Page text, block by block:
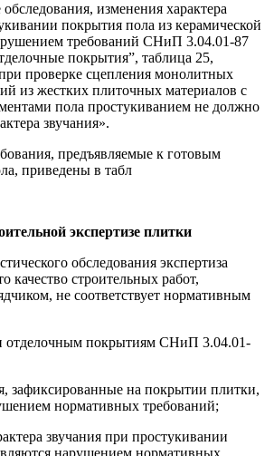
изменения характера
покрытия пола из керамической
требований СНиП 3.04.01-87
покрытия”, таблица 25,
проверке сцепления монолитных
из жестких плиточных материалов с
пола простукиванием не должно
звучания».
предъявляемые к готовым
приведены в табл
экспертизе плитки
обследования экспертиза
качество строительных работ,
не соответствует нормативным
отделочным покрытиям СНиП 3.04.01-
зафиксированные на покрытии плитки,
нормативных требований;
звучания при простукивании
нарушением нормативных